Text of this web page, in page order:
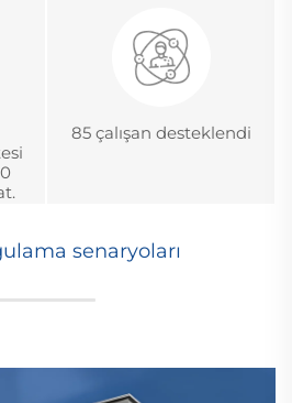
85 çalışan desteklendi
senaryoları